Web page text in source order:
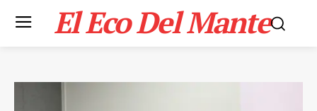
El Eco Del Mante